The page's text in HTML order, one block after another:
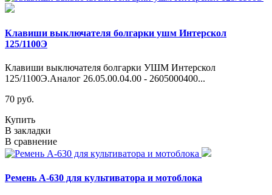
Клавиши выключателя болгарки ушм Интерскол
125/1100Э
Клавиши выключателя болгарки УШМ Интерскол
125/1100Э.Аналог 26.05.00.04.00 - 2605000400...
70 руб.
Купить
В закладки
В сравнение
Ремень А-630 для культиватора и мотоблока